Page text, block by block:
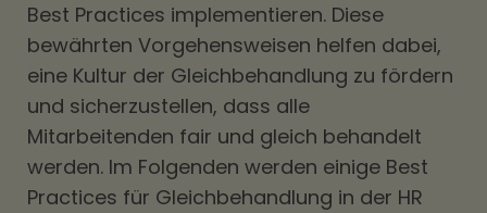
Best Practices implementieren. Diese
bewährten Vorgehensweisen helfen dabei,
eine Kultur der Gleichbehandlung zu fördern
und sicherzustellen, dass alle
Mitarbeitenden fair und gleich behandelt
werden. Im Folgenden werden einige Best
Practices für Gleichbehandlung in der HR